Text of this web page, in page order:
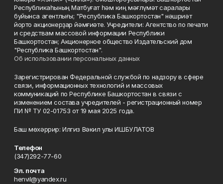
Республикаһының Матбуғат һәм киң мәғлүмәт саралары
буйынса агентлығы; "Республика Башкортостан" нәшриәт
йорто акционерҙар йәмғиәте. Учредители: Агентство по печати
и средствам массовой информации Республики
Башкортостан; Акционерное общество Издательский дом
"Республика Башкортостан".
Об использовании персональных данных
Зарегистрирован Федеральной службой по надзору в сфере
связи, информационных технологий и массовых
коммуникаций по Республике Башкортостан в связи с
изменением состава учредителей - регистрационный номер
ПИ № ТУ 02-01753 от 19 мая 2025 года.
Баш мөхәррир: Илгиз Вәкил улы ИШБУЛАТОВ
Телефон
(347)292-77-60
Эл. почта
henvil@yandex.ru